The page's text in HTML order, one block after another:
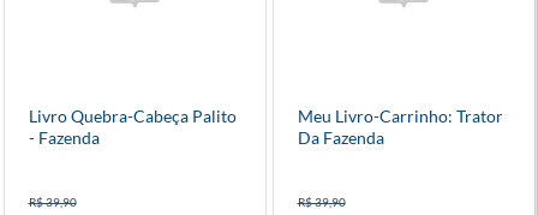
Livro Quebra-Cabeça Palito
- Fazenda
R$ 39,90
Meu Livro-Carrinho: Trator
Da Fazenda
R$ 39,90